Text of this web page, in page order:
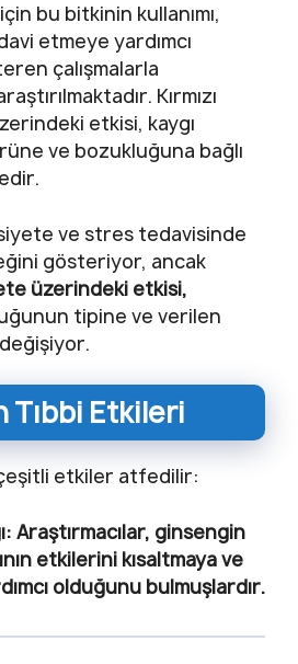
bu bitkinin kullanımı,
etmeye yardımcı
çalışmalarla
Kırmızı
etkisi, kaygı
ve bozukluğuna bağlı
ve stres tedavisinde
gösteriyor, ancak
üzerindeki etkisi,
tipine ve verilen
Tıbbi Etkileri
etkiler atfedilir:
Araştırmacılar, ginsengin
etkilerini kısaltmaya ve
olduğunu bulmuşlardır.